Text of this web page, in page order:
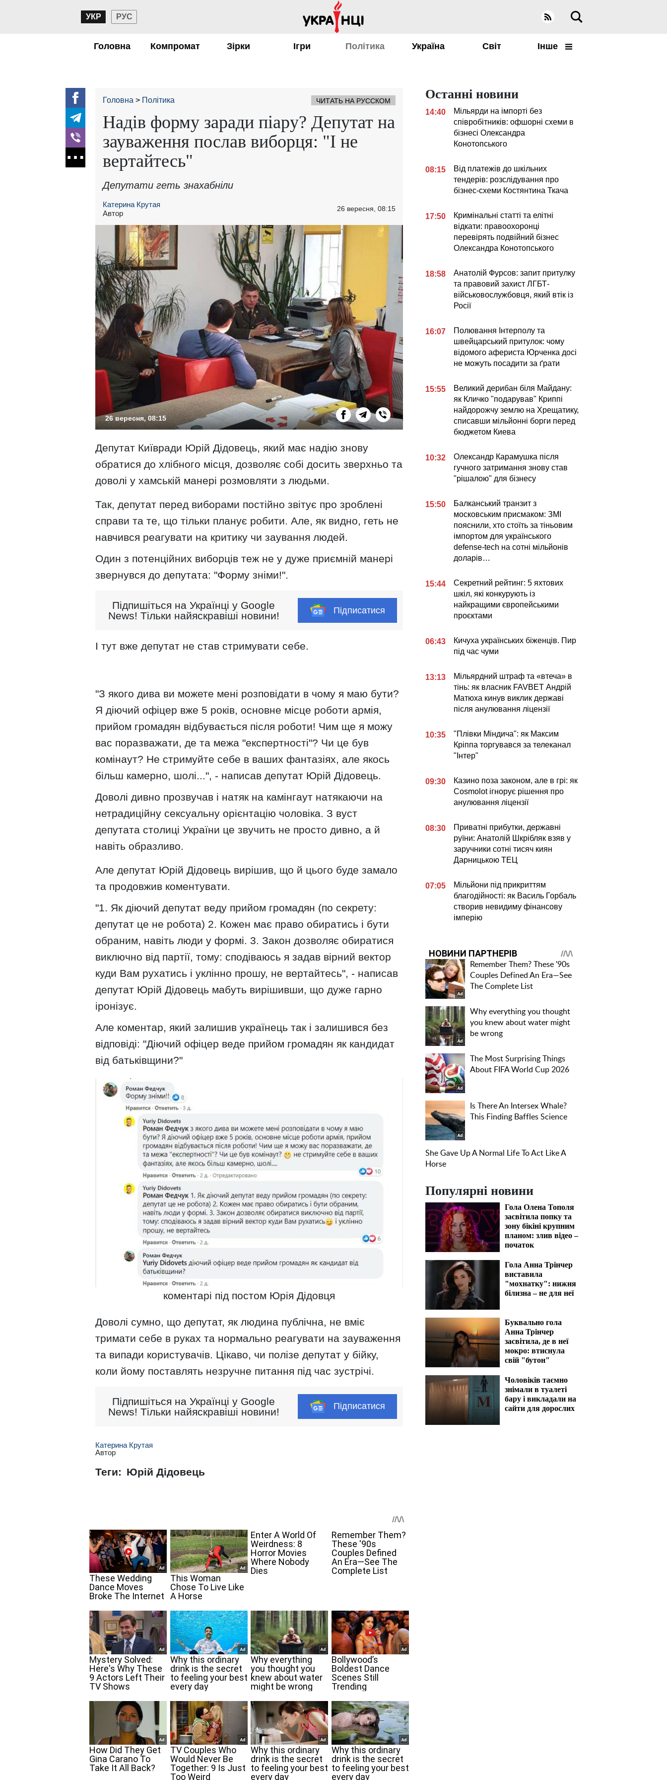
УКР РУС
Головна Компромат Зірки Ігри Політика Україна Світ Інше
Головна Політика ЧИТАТЬ НА РУССКОМ
Надів форму заради піару? Депутат на
зауваження послав виборця: "І не
вертайтесь"
Депутати геть знахабніли
Катерина Крутая
Автор
26 вересня, 08:15
26 вересня, 08:15
Депутат Київради Юрій Дідовець, який має надію знову
обратися до хлібного місця, дозволяє собі досить зверхньо та
доволі у хамській манері розмовляти з людьми.
Так, депутат перед виборами постійно звітує про зроблені
справи та те, що тільки планує робити. Але, як видно, геть не
навчився реагувати на критику чи заування людей.
Один з потенційних виборців теж не у дуже приємній манері
звернувся до депутата: "Форму зніми!".
Підпишіться на Українці у Google
News! Тільки найяскравіші новини!
Підписатися
І тут вже депутат не став стримувати себе.
"З якого дива ви можете мені розповідати в чому я маю бути?
Я діючий офіцер вже 5 років, основне місце роботи армія,
прийом громадян відбувається після роботи! Чим ще я можу
вас поразважати, де та межа "експертності"? Чи це був
комінаут? Не стримуйте себе в ваших фантазіях, але якось
більш камерно, шолі...", - написав депутат Юрій Дідовець.
Доволі дивно прозвучав і натяк на камінгаут натякаючи на
нетрадиційну сексуальну орієнтацію чоловіка. З вуст
депутата столиці України це звучить не просто дивно, а й
навіть образливо.
Але депутат Юрій Дідовець вирішив, що й цього буде замало
та продовжив коментувати.
"1. Як діючий депутат веду прийом громадян (по секрету:
депутат це не робота) 2. Кожен має право обиратись і бути
обраним, навіть люди у формі. 3. Закон дозволяє обиратися
виключно від партії, тому: сподіваюсь я задав вірний вектор
куди Вам рухатись і уклінно прошу, не вертайтесь", - написав
депутат Юрій Дідовець мабуть вирішивши, що дуже гарно
іронізує.
Але коментар, який залишив українець так і залишився без
відповіді: "Діючий офіцер веде прийом громадян як кандидат
від батьківщини?"
коментарі під постом Юрія Дідовця
Доволі сумно, що депутат, як людина публічна, не вміє
тримати себе в руках та нормально реагувати на зауваження
та випади користувачів. Цікаво, чи полізе депутат у бійку,
коли йому поставлять незручне питання під час зустрічі.
Підпишіться на Українці у Google
News! Тільки найяскравіші новини!
Підписатися
Катерина Крутая
Автор
Теги: Юрій Дідовець
Останні новини
14:40
Мільярди на імпорті без
співробітників: офшорні схеми в
бізнесі Олександра
Конотопського
08:15
Від платежів до шкільних
тендерів: розслідування про
бізнес-схеми Костянтина Ткача
17:50
Кримінальні статті та елітні
відкати: правоохоронці
перевірять подвійний бізнес
Олександра Конотопського
18:58
Анатолій Фурсов: запит притулку
та правовий захист ЛГБТ-
військовослужбовця, який втік із
Росії
16:07
Полювання Інтерполу та
швейцарський притулок: чому
відомого афериста Юрченка досі
не можуть посадити за ґрати
15:55
Великий дерибан біля Майдану:
як Кличко "подарував" Криппі
найдорожчу землю на Хрещатику,
списавши мільйонні борги перед
бюджетом Киева
10:32
Олександр Карамушка після
гучного затримання знову став
"рішалою" для бізнесу
15:50
Балканський транзит з
московським присмаком: ЗМІ
пояснили, хто стоїть за тіньовим
імпортом для українського
defense-tech на сотні мільйонів
доларів…
15:44
Секретний рейтинг: 5 яхтових
шкіл, які конкурують із
найкращими європейськими
проєктами
06:43
Кичуха українських біженців. Пир
під час чуми
13:13
Мільярдний штраф та «втеча» в
тінь: як власник FAVBET Андрій
Матюха кинув виклик державі
після анулювання ліцензії
10:35
"Плівки Міндича": як Максим
Кріппа торгувався за телеканал
"Інтер"
09:30
Казино поза законом, але в грі: як
Cosmolot ігнорує рішення про
анулювання ліцензії
08:30
Приватні прибутки, державні
руїни: Анатолій Шкрібляк взяв у
заручники сотні тисяч киян
Дарницькою ТЕЦ
07:05
Мільйони під прикриттям
благодійності: як Василь Горбаль
створив невидиму фінансову
імперію
Популярні новини
Гола Олена Тополя
засвітила попку та
зону бікіні крупним
планом: злив відео –
початок
Гола Анна Трінчер
виставила
"мохнатку": нижня
білизна – не для неї
Буквально гола
Анна Трінчер
засвітила, де в неї
мокро: втиснула
свій "бутон"
Чоловіків таємно
знімали в туалеті
бару і викладали на
сайти для дорослих